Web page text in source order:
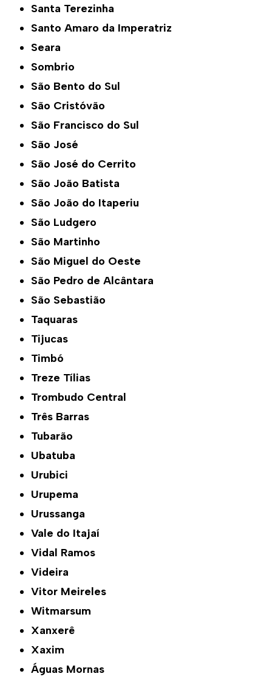
Santa Terezinha
Santo Amaro da Imperatriz
Seara
Sombrio
São Bento do Sul
São Cristóvão
São Francisco do Sul
São José
São José do Cerrito
São João Batista
São João do Itaperiu
São Ludgero
São Martinho
São Miguel do Oeste
São Pedro de Alcântara
São Sebastião
Taquaras
Tijucas
Timbó
Treze Tílias
Trombudo Central
Três Barras
Tubarão
Ubatuba
Urubici
Urupema
Urussanga
Vale do Itajaí
Vidal Ramos
Videira
Vitor Meireles
Witmarsum
Xanxerê
Xaxim
Águas Mornas